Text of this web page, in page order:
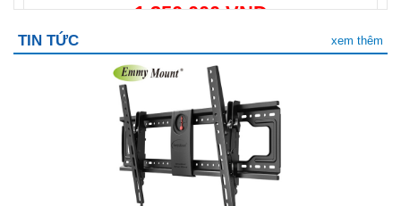
1 350 000 VNĐ
TIN TỨC xem thêm